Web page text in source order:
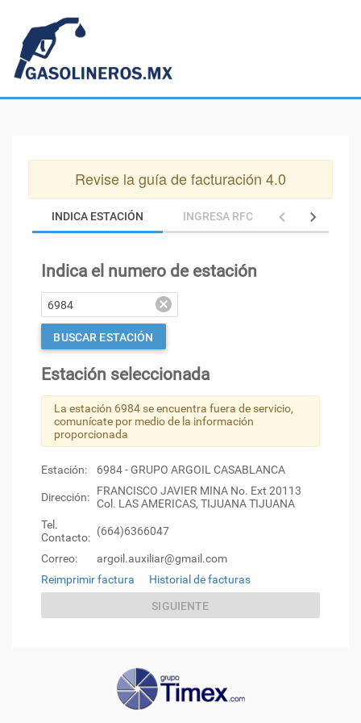
Revise la guía de facturación 4.0
INDICA ESTACIÓN INGRESA RFC INGRESA
Indica el numero de estación
BUSCAR ESTACIÓN
Estación seleccionada
La estación 6984 se encuentra fuera de servicio,
comunícate por medio de la información
proporcionada
Estación: 6984 - GRUPO ARGOIL CASABLANCA
Dirección:
FRANCISCO JAVIER MINA No. Ext 20113
Col. LAS AMERICAS, TIJUANA TIJUANA
Tel.
Contacto: (664)6366047
Correo:
argoil.auxiliar@gmail.com
Reimprimir factura
Historial de facturas
SIGUIENTE